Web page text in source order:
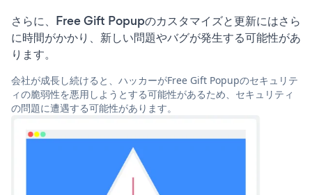
さらに、Free Gift Popupのカスタマイズと更新にはさら
に時間がかかり、新しい問題やバグが発生する可能性があ
ります。
会社が成長し続けると、ハッカーがFree Gift Popupのセキュリテ
ィの脆弱性を悪用しようとする可能性があるため、セキュリティ
の問題に遭遇する可能性があります。